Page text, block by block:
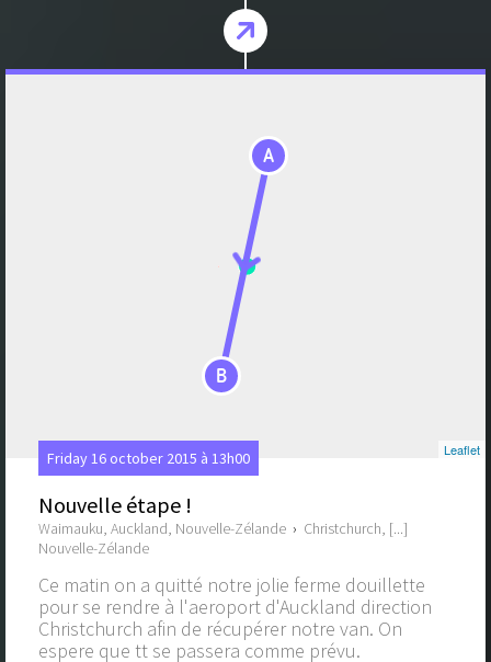
A
B
Leaflet
Friday 16 october 2015 à 13h00
Nouvelle étape !
Waimauku, Auckland, Nouvelle-Zélande › Christchurch, [...]
Nouvelle-Zélande
Ce matin on a quitté notre jolie ferme douillette
pour se rendre à l'aeroport d'Auckland direction
Christchurch afin de récupérer notre van. On
espere que tt se passera comme prévu.